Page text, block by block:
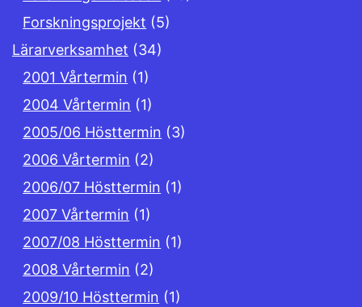
Forskningsprojekt (5)
Lärarverksamhet (34)
2001 Vårtermin (1)
2004 Vårtermin (1)
2005/06 Hösttermin (3)
2006 Vårtermin (2)
2006/07 Hösttermin (1)
2007 Vårtermin (1)
2007/08 Hösttermin (1)
2008 Vårtermin (2)
2009/10 Hösttermin (1)